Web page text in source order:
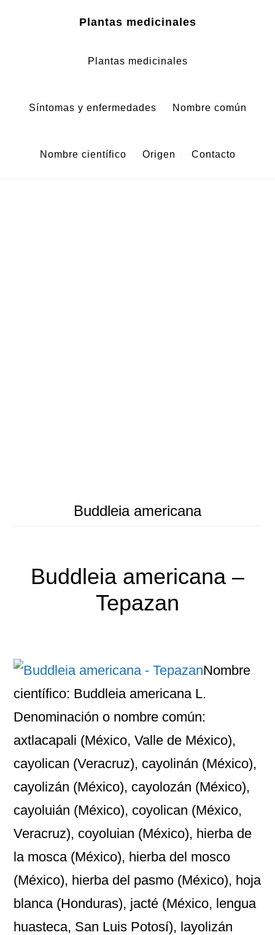
Plantas medicinales
Plantas medicinales
Síntomas y enfermedades Nombre común
Nombre científico Origen Contacto
Buddleia americana
Buddleia americana –
Tepazan
Nombre
científico: Buddleia americana L.
Denominación o nombre común:
axtlacapali (México, Valle de México),
cayolican (Veracruz), cayolinán (México),
cayolizán (México), cayolozán (México),
cayoluián (México), coyolican (México,
Veracruz), coyoluian (México), hierba de
la mosca (México), hierba del mosco
(México), hierba del pasmo (México), hoja
blanca (Honduras), jacté (México, lengua
huasteca, San Luis Potosí), layolizán